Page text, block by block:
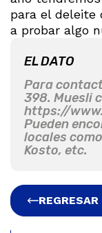
para el deleite
a probar algo
EL DATO
Para
398. Muesli
https://
Pueden
locales
Kosto, etc.
REGRESAR